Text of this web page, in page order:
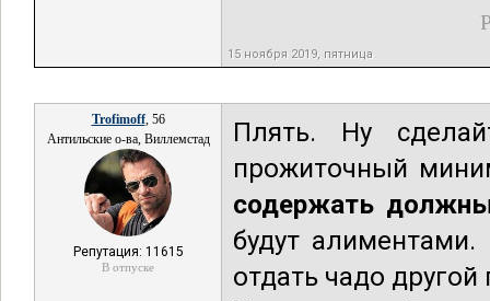
15 ноября 2019, пятница
Trofimoff, 56
Антильские о-ва, Виллемстад
Репутация: 11615
В отпуске
Плять. Ну
прожиточный
содержать
будут
отдать чадо